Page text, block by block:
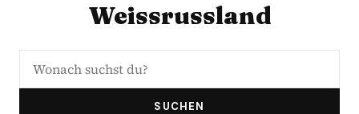
Weissrussland
SUCHEN